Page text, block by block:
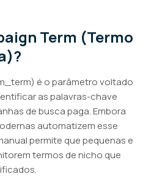
Term (Termo
é o parâmetro voltado
as palavras-chave
de busca paga. Embora
automatizem esse
permite que pequenas e
termos de nicho que